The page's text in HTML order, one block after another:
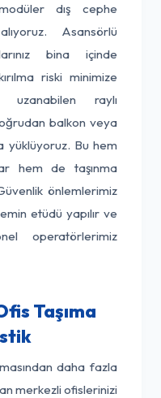
dış cephe
Asansörlü
bina içinde
riski minimize
raylı
balkon veya
yüklüyoruz. Bu hem
hem de taşınma
önlemlerimiz
etüdü yapılır ve
operatörlerimiz
Taşıma
daha fazla
merkezli ofislerinizi